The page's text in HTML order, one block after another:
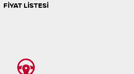
FİYAT LİSTESİ